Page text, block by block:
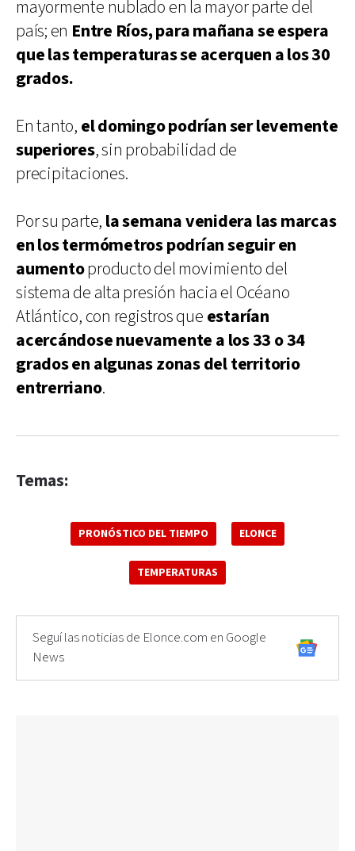
mayormente nublado en la mayor parte del
país; en Entre Ríos, para mañana se espera
que las temperaturas se acerquen a los 30
grados.
En tanto, el domingo podrían ser levemente
superiores, sin probabilidad de
precipitaciones.
Por su parte, la semana venidera las marcas
en los termómetros podrían seguir en
aumentoproducto del movimiento del
sistema de alta presión hacia el Océano
Atlántico, con registros que estarían
acercándose nuevamente a los 33 o 34
grados en algunas zonas del territorio
entrerriano.
Temas:
PRONÓSTICO DEL TIEMPO ELONCE
TEMPERATURAS
Seguí las noticias de Elonce.com en Google
News